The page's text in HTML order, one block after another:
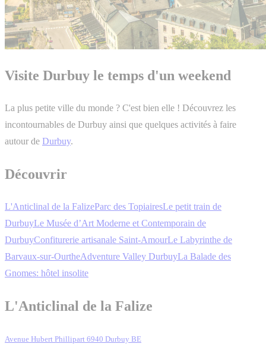
Visite Durbuy le temps d'un weekend
La plus petite ville du monde ? C'est bien elle ! Découvrez les
incontournables de Durbuy ainsi que quelques activités à faire
autour de Durbuy.
Découvrir
L'Anticlinal de la FalizeParc des TopiairesLe petit train de
DurbuyLe Musée d’Art Moderne et Contemporain de
DurbuyConfiturerie artisanale Saint-AmourLe Labyrinthe de
Barvaux-sur-OurtheAdventure Valley DurbuyLa Balade des
Gnomes: hôtel insolite
L'Anticlinal de la Falize
Avenue Hubert Phillipart 6940 Durbuy BE